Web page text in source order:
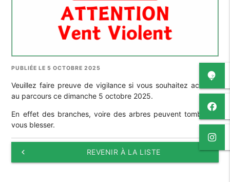
PUBLIÉE LE 5 OCTOBRE 2025
Veuillez faire preuve de vigilance si vous souhaitez accéder
au parcours ce dimanche 5 octobre 2025.
En effet des branches, voire des arbres peuvent tomber et
vous blesser.
keyboard_arrow_left REVENIR À LA LISTE